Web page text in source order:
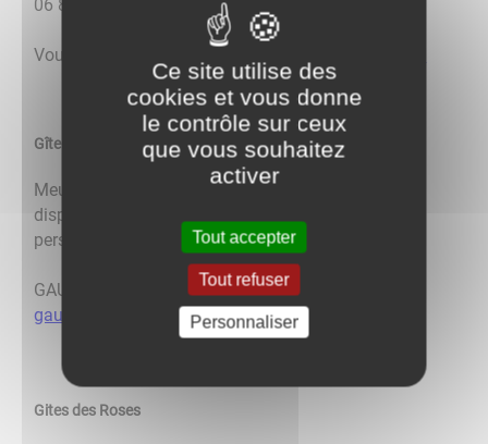
06 81 44 38 82 - sigraie@wanadoo.fr
Vous pouvez aussi consulter le site
Gîte des Chèvres
Meublé de tourisme, pour 6 personnes maxi,
disponible toute l'année. Non accessible aux
personnes à mobilité réduite.
GAUDILLAT Damien : 06.84.36.13.43 -
gaudillat.damien@neuf.fr
Gites des Roses
Ce site utilise des
cookies et vous donne
le contrôle sur ceux
que vous souhaitez
activer
Tout accepter
Tout refuser
Personnaliser